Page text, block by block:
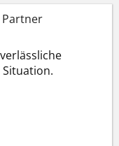
Partner